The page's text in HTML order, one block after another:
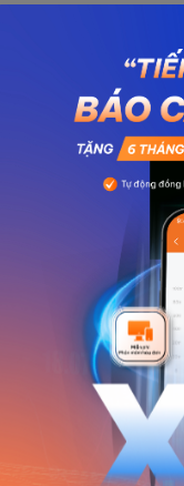
khách hàng vẫn
GTGT như hoá
tư 39/2014/TT-BTC).